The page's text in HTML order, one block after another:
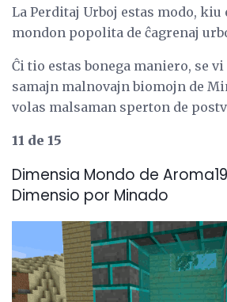
La Perditaj Urboj estas modo, kiu
mondon popolita de ĉagrenaj
Ĉi tio estas bonega maniero, se
samajn malnovajn biomojn de
volas malsaman sperton de
11 de 15
Dimensia Mondo de
Dimensio por Minado